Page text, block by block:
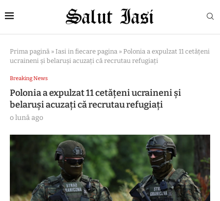
Prima pagină » Iasi in fiecare pagina » Polonia a expulzat 11 cetățeni
ucraineni și belaruși acuzați că recrutau refugiați
Breaking News
Polonia a expulzat 11 cetățeni ucraineni și
belaruși acuzați că recrutau refugiați
o lună ago